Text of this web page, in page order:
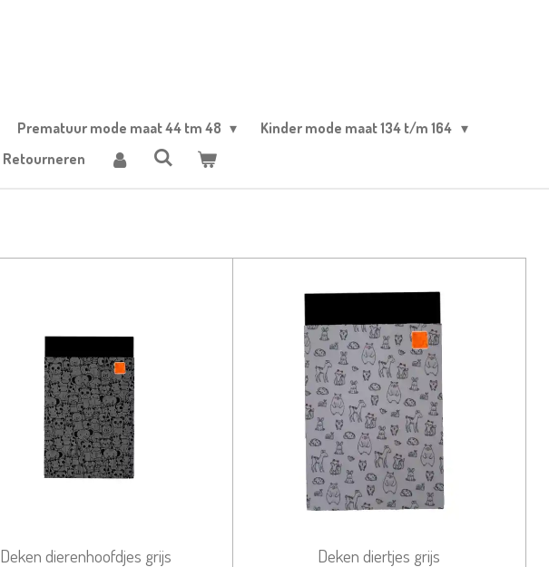
Prematuur mode maat 44 tm 48
Kinder mode maat 134 t/m 164
Retourneren
Deken dierenhoofdjes grijs Deken diertjes grijs